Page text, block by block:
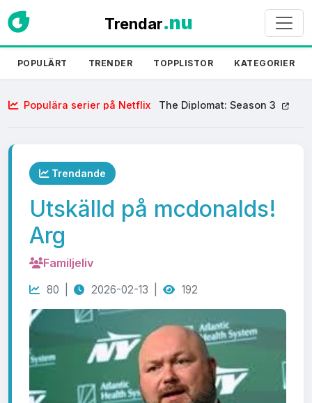
Trendar.nu
POPULÄRT TRENDER TOPPLISTOR KATEGORIER
Populära serier på Netflix The Diplomat: Season 3
Trendande
Utskälld på mcdonalds!
Arg
Familjeliv
80 | 2026-02-13 | 192